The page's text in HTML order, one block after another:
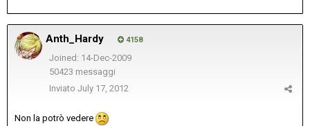
Anth_Hardy 4158
Joined: 14-Dec-2009
50423 messaggi
Inviato July 17, 2012
Non la potrò vedere